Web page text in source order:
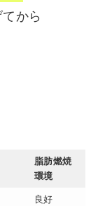
から
脂肪燃焼
環境
良好